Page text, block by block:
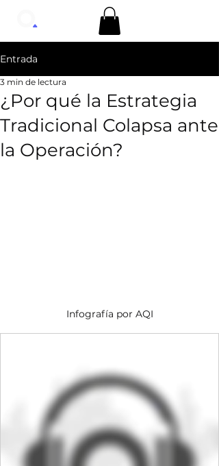
Entrada
¿Por qué la Estrategia
Tradicional Colapsa ante
la Operación?
3 min de lectura
Infografía por AQI